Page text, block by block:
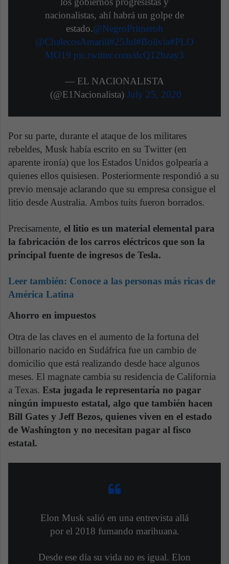
nacionalistas, ahí habrá un golpe de
estado.@NegroPrimeroh
@ChalecosAmarill#25Jul#Bolivia#PLO
MO19 pic.twitter.com/dcQ12bzay3
— EL NACIONALISTA
(@E1Nacionalista) July 25, 2020
Por su parte, durante el ataque de los militares
rebeldes, Musk había escrito en su Twitter (en
aparente ironía) que los Estados Unidos golpearía a
quienes ellos quisiesen. Posteriormente respondió a su
previo mensaje aclarando que su empresa consigue el
litio desde Australia. Ambos tuits fueron borrados.
Precisamente, el litio es un material elemental para
la fabricación de los carros eléctricos que son la
principal fuente de ingresos de Tesla.
Leer también: Conoce a las personas más ricas de
América Latina
Ahorro en impuestos
Otra de las claves en el aumento de la fortuna del
billonario nacido en Sudáfrica fue un cambio de
domicilio que está realizando desde hace algunos
meses. El magnate cambia su residencia de California
a Texas. Esta jugada le representaría no pagar
ningún impuesto estatal, algo que también hacen
Bill Gates y Jeff Bezos, quienes viven en el estado
de Washington y no necesitan pagar al fisco
estatal.
Elon Musk salió en una entrevista allá
por el 2018 fumando marihuana.
Desde ese día su vida no es igual. Elon